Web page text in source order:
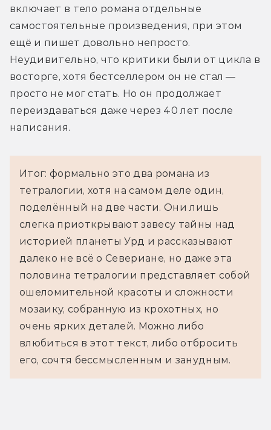
включает в тело романа отдельные
самостоятельные произведения, при этом
ещё и пишет довольно непросто.
Неудивительно, что критики были от цикла в
восторге, хотя бестселлером он не стал —
просто не мог стать. Но он продолжает
переиздаваться даже через 40 лет после
написания.
Итог: формально это два романа из
тетралогии, хотя на самом деле один,
поделённый на две части. Они лишь
слегка приоткрывают завесу тайны над
историей планеты Урд и рассказывают
далеко не всё о Севериане, но даже эта
половина тетралогии представляет собой
ошеломительной красоты и сложности
мозаику, собранную из крохотных, но
очень ярких деталей. Можно либо
влюбиться в этот текст, либо отбросить
его, сочтя бессмысленным и занудным.